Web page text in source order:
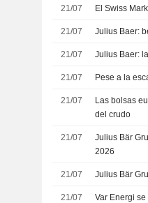
21/07 El Swiss
21/07 Julius Baer:
21/07 Julius Baer:
21/07 Pese a la
21/07
Las bolsas
del crudo
21/07
Julius Bär
2026
21/07 Julius Bär
21/07 Var Energi